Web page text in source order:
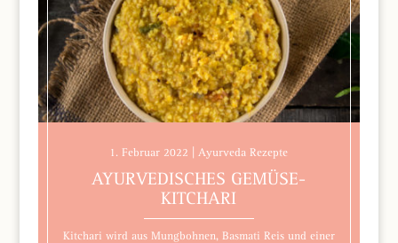
1. Februar 2022 | Ayurveda Rezepte
AYURVEDISCHES GEMÜSE-
KITCHARI
Kitchari wird aus Mungbohnen, Basmati Reis und einer